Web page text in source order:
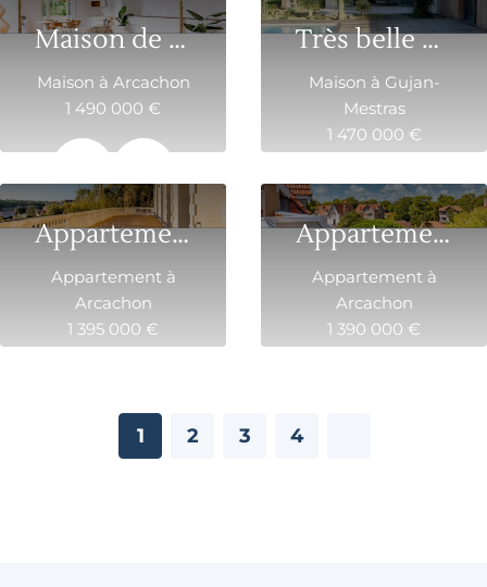
94 m² 3
Maison de Charme en Deuxième Ligne à Arcachon
Maison à Arcachon
1 490 000 €
Très belle contemporaine au coeur d’un quar...
Maison à Gujan-
Mestras
1 470 000 €
200 m² 7
Appartement T4 avec terrasse en plein coeur de la ...
Appartement à
Arcachon
1 395 000 €
Appartement d’exception en dernier étage A...
Appartement à
Arcachon
1 390 000 €
1 2 3 4